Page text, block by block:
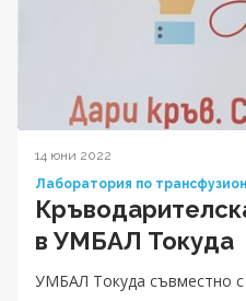
14 юни 2022
Лаборатория по
в УМБАЛ Токуда
УМБАЛ Токуда съвместно